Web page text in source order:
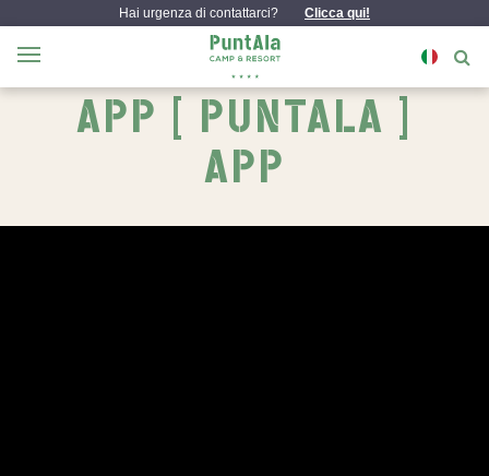
Hai urgenza di contattarci? Clicca qui!
APP [ PUNTALA ]
APP